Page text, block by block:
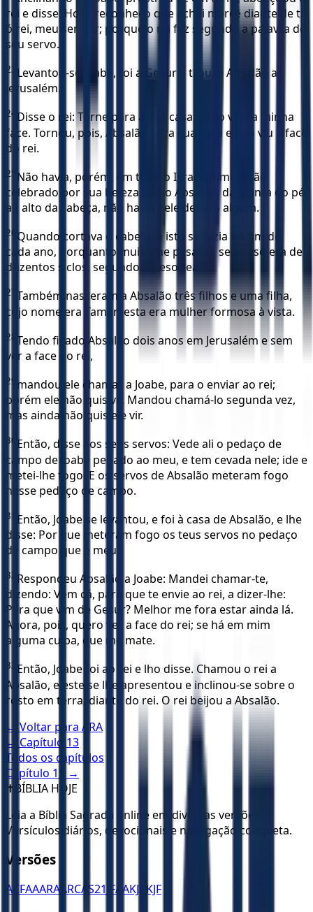
rei e disse: Hoje, reconheço que achei mercê diante de ti,
ó rei, meu senhor; porque o rei fez segundo a palavra do
seu servo.
23 Levantou-se Joabe, foi a Gesur e trouxe Absalão a
Jerusalém.
24 Disse o rei: Torne para a sua casa e não veja a minha
face. Tornou, pois, Absalão para sua casa e não viu a face
do rei.
25 Não havia, porém, em todo o Israel homem tão
celebrado por sua beleza como Absalão; da planta do pé
ao alto da cabeça, não havia nele defeito algum.
26 Quando cortava o cabelo (e isto se fazia no fim de
cada ano, porquanto muito lhe pesava), seu peso era de
duzentos siclos, segundo o peso real.
27 Também nasceram a Absalão três filhos e uma filha,
cujo nome era Tamar; esta era mulher formosa à vista.
28 Tendo ficado Absalão dois anos em Jerusalém e sem
ver a face do rei,
29 mandou ele chamar a Joabe, para o enviar ao rei;
porém ele não quis vir. Mandou chamá-lo segunda vez,
mas ainda não quis ele vir.
30 Então, disse aos seus servos: Vede ali o pedaço de
campo de Joabe pegado ao meu, e tem cevada nele; ide e
metei-lhe fogo. E os servos de Absalão meteram fogo
nesse pedaço de campo.
31
Então, Joabe se levantou, e foi à casa de Absalão, e lhe
disse: Por que meteram fogo os teus servos no pedaço
de campo que é meu?
32 Respondeu Absalão a Joabe: Mandei chamar-te,
dizendo: Vem cá, para que te envie ao rei, a dizer-lhe:
Para que vim de Gesur? Melhor me fora estar ainda lá.
Agora, pois, quero ver a face do rei; se há em mim
alguma culpa, que me mate.
33 Então, Joabe foi ao rei e lho disse. Chamou o rei a
Absalão, e este se lhe apresentou e inclinou-se sobre o
rosto em terra, diante do rei. O rei beijou a Absalão.
← Voltar para ARA
← Capítulo 13
Todos os capítulos
Capítulo 15
→
✝️ BÍBLIA HOJE
Leia a Bíblia Sagrada online em diversas versões.
Versículos diários, devocionais e navegação completa.
Versões
ACFAAARA ARCAS21 JFAAKJA KJF